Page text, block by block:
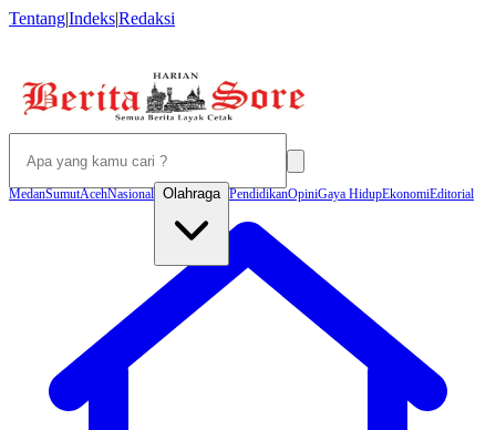
Tentang|Indeks|Redaksi
MedanSumutAcehNasional Olahraga PendidikanOpiniGaya HidupEkonomiEditorial